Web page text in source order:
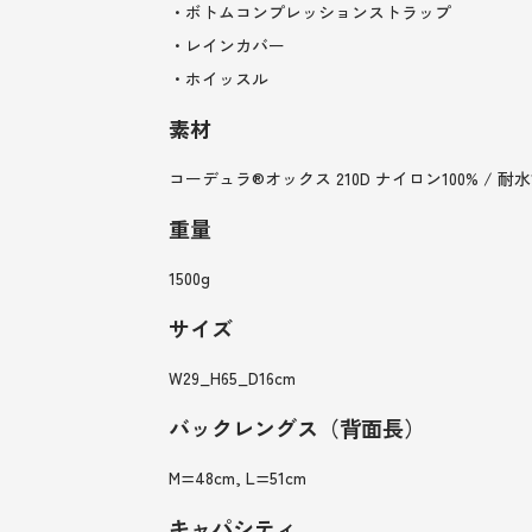
・ボトムコンプレッションストラップ
・レインカバー
・ホイッスル
素材
コーデュラ®オックス 210D ナイロン100% / 耐
重量
1500g
サイズ
W29_H65_D16cm
バックレングス（背面長）
M=48cm, L=51cm